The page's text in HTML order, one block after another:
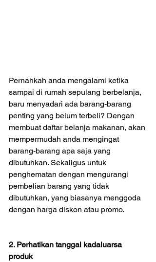
Pernahkah anda mengalami ketika
sampai di rumah sepulang berbelanja,
baru menyadari ada barang-barang
penting yang belum terbeli? Dengan
membuat daftar belanja makanan, akan
mempermudah anda mengingat
barang-barang apa saja yang
dibutuhkan. Sekaligus untuk
penghematan dengan mengurangi
pembelian barang yang tidak
dibutuhkan, yang biasanya menggoda
dengan harga diskon atau promo.
2. Perhatikan tanggal kadaluarsa
produk